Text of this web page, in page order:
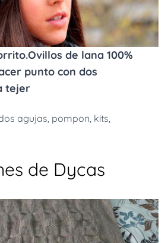
de lana 100%
punto con dos
tejer
agujas, pompon, kits,
de Dycas